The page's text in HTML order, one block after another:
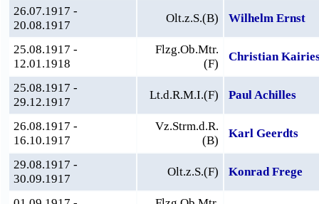
26.07.1917 -
20.08.1917
Olt.z.S.(B) Wilhelm Ernst
25.08.1917 -
12.01.1918
Flzg.Ob.Mtr.
(F)
Christian
25.08.1917 -
29.12.1917
Lt.d.R.M.I.(F) Paul Achilles
26.08.1917 -
16.10.1917
Vz.Strm.d.R.
(B)
Karl Geerdts
29.08.1917 -
30.09.1917
Olt.z.S.(F) Konrad Frege